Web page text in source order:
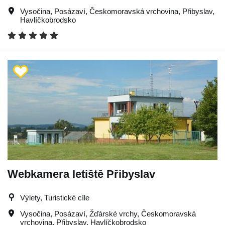
Vysočina, Posázaví, Českomoravská vrchovina, Přibyslav,
Havlíčkobrodsko
Webkamera letiště Přibyslav
Výlety, Turistické cíle
Vysočina, Posázaví, Žďárské vrchy, Českomoravská
vrchovina, Přibyslav, Havlíčkobrodsko